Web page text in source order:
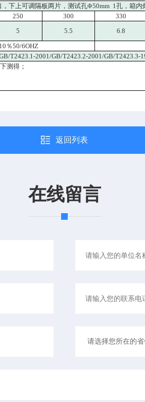
，下上可调隔板两片，测试孔Φ50mm 1孔，箱内
250 300 330
5 5.5 6.8
％50/6OHZ
T2423.1-2001/GB/T2423.2-2001/GB/T2423.3-
测得；
返回列表
在线留言